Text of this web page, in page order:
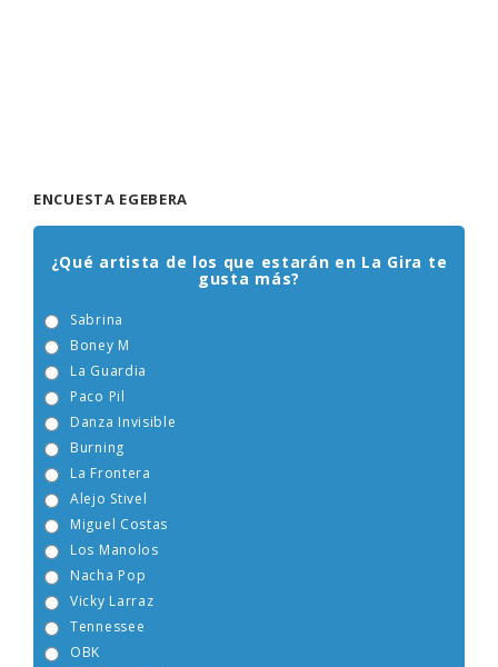
ENCUESTA EGEBERA
¿Qué artista de los que estarán en La Gira te
gusta más?
Sabrina
Boney M
La Guardia
Paco Pil
Danza Invisible
Burning
La Frontera
Alejo Stivel
Miguel Costas
Los Manolos
Nacha Pop
Vicky Larraz
Tennessee
OBK